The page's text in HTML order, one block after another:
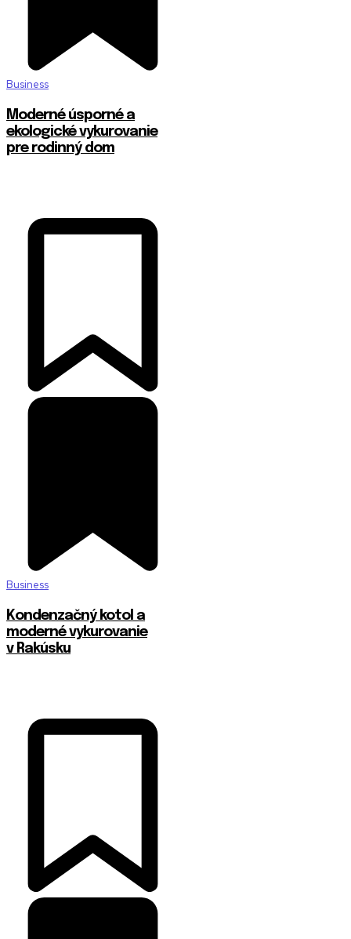
Business
Moderné úsporné a
ekologické vykurovanie
pre rodinný dom
Business
Kondenzačný kotol a
moderné vykurovanie
v Rakúsku